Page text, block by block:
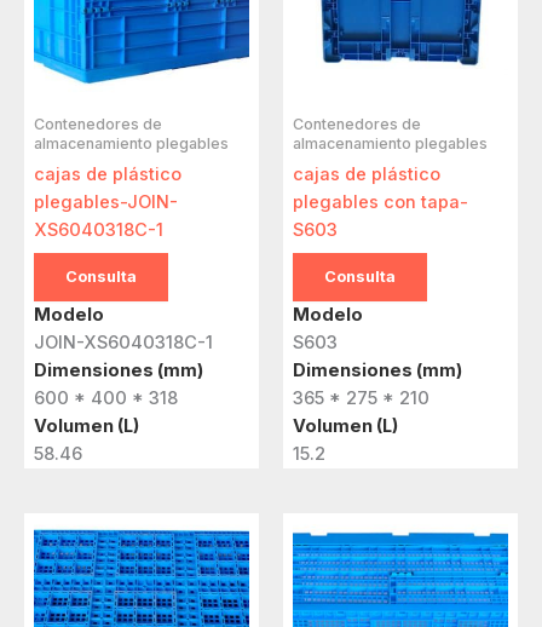
Contenedores de
almacenamiento plegables
cajas de plástico
plegables-JOIN-
XS6040318C-1
Consulta
Modelo
JOIN-XS6040318C-1
Dimensiones (mm)
600 * 400 * 318
Volumen (L)
58.46
Contenedores de
almacenamiento plegables
cajas de plástico
plegables con tapa-
S603
Consulta
Modelo
S603
Dimensiones (mm)
365 * 275 * 210
Volumen (L)
15.2